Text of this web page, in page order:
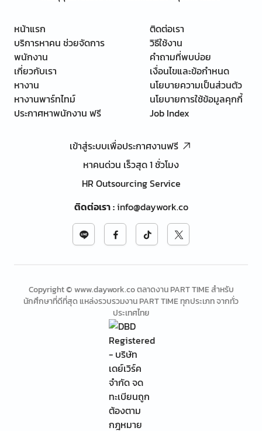
หน้าแรก
บริการหาคน ช่วยจัดการ
พนักงาน
เกี่ยวกับเรา
หางาน
หางานพาร์ทไทม์
ประกาศหาพนักงาน ฟรี
ติดต่อเรา
วิธีใช้งาน
คำถามที่พบบ่อย
เงื่อนไขและข้อกำหนด
นโยบายความเป็นส่วนตัว
นโยบายการใช้ข้อมูลคุกกี้
Job Index
เข้าสู่ระบบเพื่อประกาศงานฟรี
หาคนด่วน เร็วสุด 1 ชั่วโมง
HR Outsourcing Service
ติดต่อเรา:info@daywork.co
Copyright © www.daywork.co ตลาดงาน PART TIME สำหรับ
นักศึกษาที่ดีที่สุด แหล่งรวบรวมงาน PART TIME ทุกประเภท จากทั่ว
ประเทศไทย